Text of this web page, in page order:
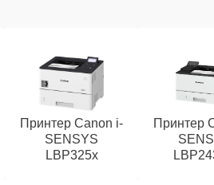
Принтер Canon i-
SENSYS
LBP325x
Принтер